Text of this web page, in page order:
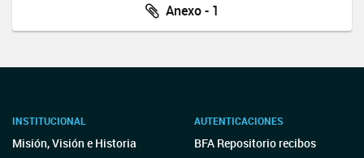
Anexo - 1
INSTITUCIONAL
Misión, Visión e Historia
AUTENTICACIONES
BFA Repositorio recibos